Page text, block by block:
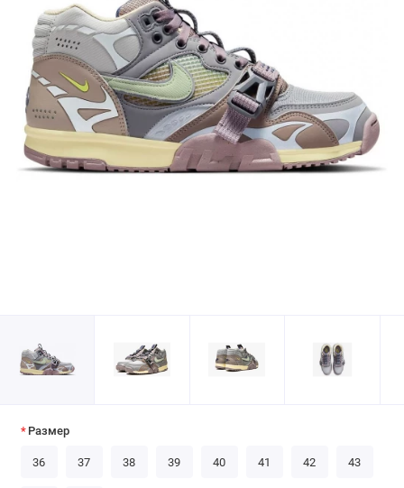
Размер
36 37 38 39 40 41 42 43